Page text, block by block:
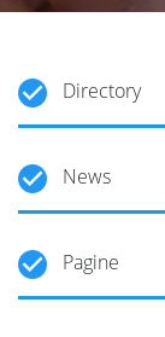
Directory
News
Pagine